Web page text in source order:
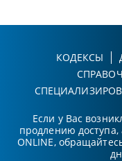
КОДЕКСЫ
Если у Вас
продлению
ONLINE,